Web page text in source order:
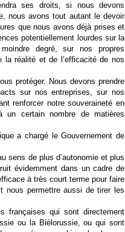
ses droits, si nous devons
nous avons tout autant le devoir
que nous avons déjà prises et
potentiellement lourdes sur la
degré, sur nos propres
la réalité et de l’efficacité de nos
protéger. Nous devons prendre
sur nos entreprises, sur nos
renforcer notre souveraineté en
un certain nombre de matières
a chargé le Gouvernement de
sens de plus d’autonomie et plus
évidemment dans un cadre de
à très court terme pour faire
nous permettre aussi de tirer les
françaises qui sont directement
ou la Biélorussie, ou qui sont